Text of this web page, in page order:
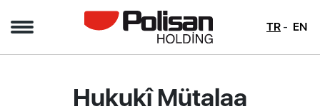
TR EN
Hukukî Mütalaa